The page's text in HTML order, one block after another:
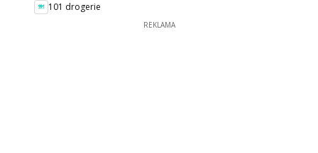
101 drogerie
REKLAMA